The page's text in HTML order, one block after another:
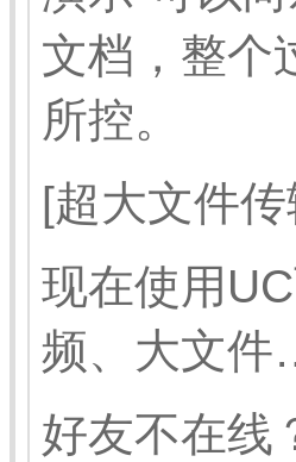
文档，整个
所控。
[超大文件传
现在使用
频、大文
好友不在线